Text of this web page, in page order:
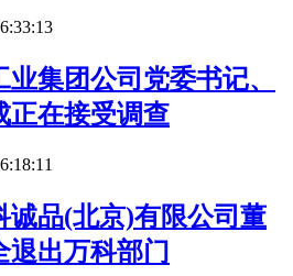
集团公司党委书记、
正在接受调查
诚品(北京)有限公司董
退出万科部门